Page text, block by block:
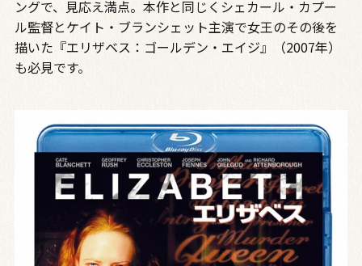
ングで、見応え満点。本作と同じくシェカール・カプー
ル監督とケイト・ブランシェット主演で女王のその後を
描いた『エリザベス：ゴールデン・エイジ』（2007年）
も必見です。